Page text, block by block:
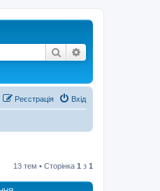
Пошук
Вхід
Реєстрація
13 тем • Сторінка 1 з 1